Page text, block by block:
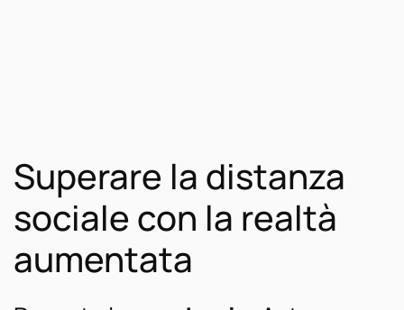
Superare la distanza
sociale con la realtà
aumentata